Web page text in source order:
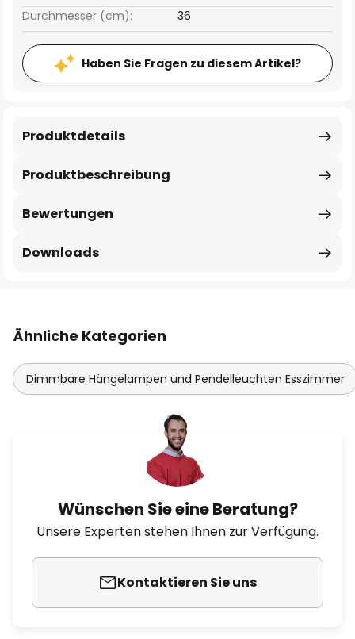
Durchmesser (cm):
36
Haben Sie Fragen zu diesem Artikel?
Produktbeschreibung
Produktdetails
Bewertungen
Downloads
Ähnliche Kategorien
Dimmbare Hängelampen und Pendelleuchten Esszimmer
Wünschen Sie eine Beratung?
Unsere Experten stehen Ihnen zur Verfügung.
Kontaktieren Sie uns